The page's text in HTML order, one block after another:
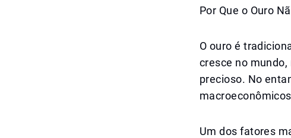
Por Que o Ouro
O ouro é
cresce no
precioso. No
Um dos fatores